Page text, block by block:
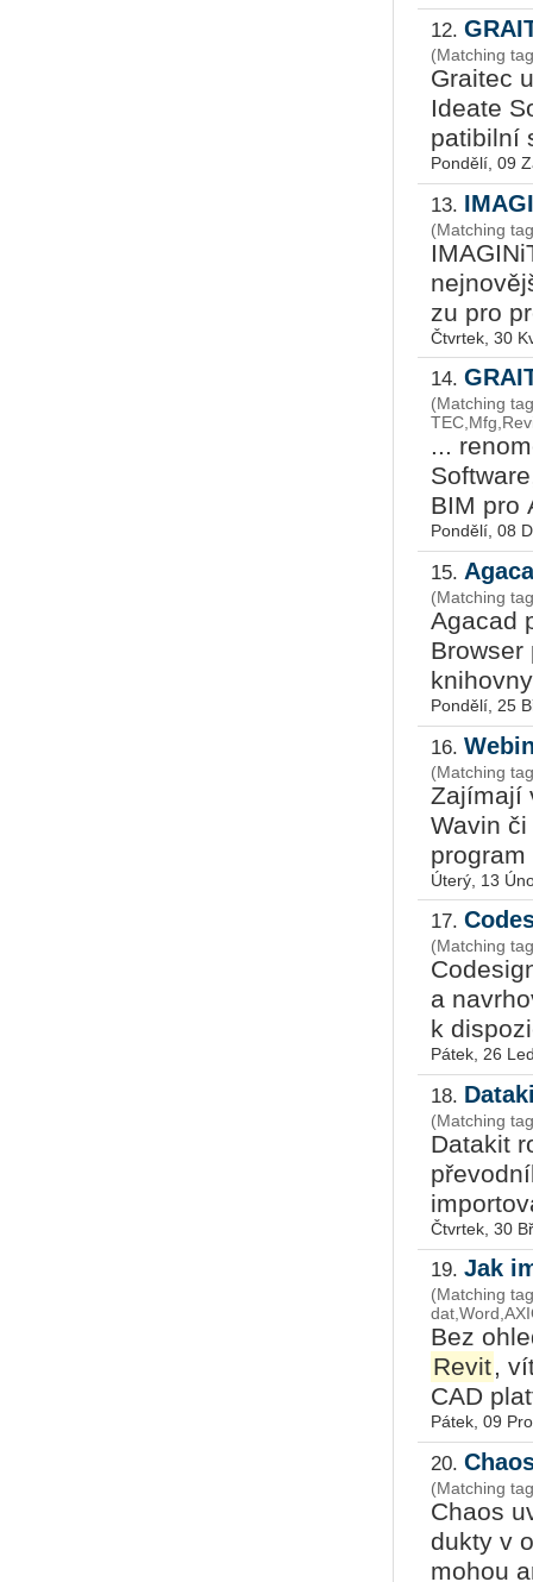
12.
(Matching
Grai­tec
Ide­a­te
pa­ti­bil­ní
Pondělí, 09
13.
(Matching
zu pro
Čtvrtek, 30
14.
(Matching
...
BIM pro
Pondělí, 08
15.
(Matching
Aga­cad
Pondělí, 25
16.
(Matching
Za­jí­ma­jí
Wavin
pro­gram
Úterý, 13
17.
(Matching
a
k
Pátek, 26
18.
(Matching
Da­ta­kit
Čtvrtek, 30
19. Jak
(Matching
Bez
Revit,
CAD
Pátek, 09
20.
(Matching
Chaos
duk­ty v
mohou